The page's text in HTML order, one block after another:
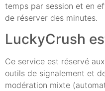
temps par session et en
de réserver des minutes.
LuckyCrush
Ce service est réservé
outils de signalement et
modération mixte